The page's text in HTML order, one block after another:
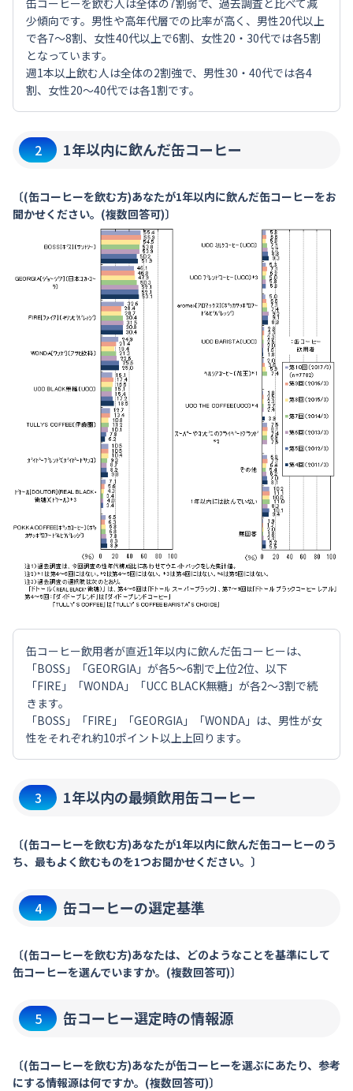
少傾向です。男性や高年代層での比率が高く、男性20代以上
で各7～8割、女性40代以上で6割、女性20・30代では各5割
となっています。
週1本以上飲む人は全体の2割強で、男性30・40代では各4
割、女性20～40代では各1割です。
2 1年以内に飲んだ缶コーヒー
〔(缶コーヒーを飲む方)あなたが1年以内に飲んだ缶コーヒーをお
聞かせください。(複数回答可)〕
缶コーヒー飲用者が直近1年以内に飲んだ缶コーヒーは、
「BOSS」「GEORGIA」が各5～6割で上位2位、以下
「FIRE」「WONDA」「UCC BLACK無糖」が各2～3割で続
きます。
「BOSS」「FIRE」「GEORGIA」「WONDA」は、男性が女
性をそれぞれ約10ポイント以上上回ります。
3 1年以内の最頻飲用缶コーヒー
〔(缶コーヒーを飲む方)あなたが1年以内に飲んだ缶コーヒーのう
ち、最もよく飲むものを1つお聞かせください。〕
4 缶コーヒーの選定基準
〔(缶コーヒーを飲む方)あなたは、どのようなことを基準にして
缶コーヒーを選んでいますか。(複数回答可)〕
5 缶コーヒー選定時の情報源
〔(缶コーヒーを飲む方)あなたが缶コーヒーを選ぶにあたり、参考
にする情報源は何ですか。(複数回答可)〕